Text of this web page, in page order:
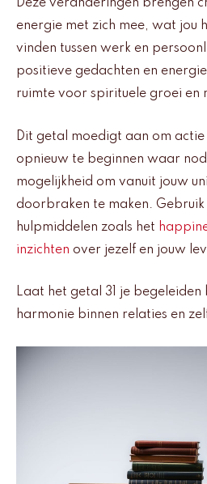
Deze veranderingen brengen
energie met zich mee, wat jou
vinden tussen werk en
positieve gedachten en
ruimte voor spirituele groei en
Dit getal moedigt aan om
opnieuw te beginnen waar
mogelijkheid om vanuit jouw
doorbraken te maken.
hulpmiddelen zoals het
inzichten over jezelf en jouw
Laat het getal 31 je begeleiden
harmonie binnen relaties en